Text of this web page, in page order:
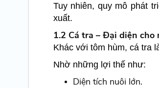
Tuy nhiên, quy mô phát
xuất.
1.2 Cá tra – Đại diện
Khác với tôm hùm, cá tra
Nhờ những lợi thế như:
Diện tích nuôi lớn.